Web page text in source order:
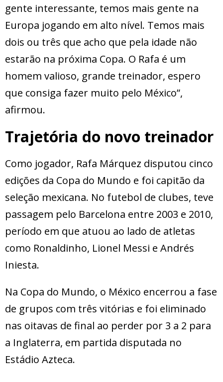
gente interessante, temos mais gente na
Europa jogando em alto nível. Temos mais
dois ou três que acho que pela idade não
estarão na próxima Copa. O Rafa é um
homem valioso, grande treinador, espero
que consiga fazer muito pelo México”,
afirmou.
Trajetória do novo treinador
Como jogador, Rafa Márquez disputou cinco
edições da Copa do Mundo e foi capitão da
seleção mexicana. No futebol de clubes, teve
passagem pelo Barcelona entre 2003 e 2010,
período em que atuou ao lado de atletas
como Ronaldinho, Lionel Messi e Andrés
Iniesta.
Na Copa do Mundo, o México encerrou a fase
de grupos com três vitórias e foi eliminado
nas oitavas de final ao perder por 3 a 2 para
a Inglaterra, em partida disputada no
Estádio Azteca.